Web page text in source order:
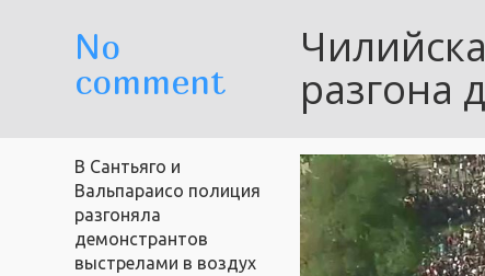
No
comment
разгона
В Сантьяго и
Вальпараисо полиция
разгоняла
демонстрантов
выстрелами в воздух